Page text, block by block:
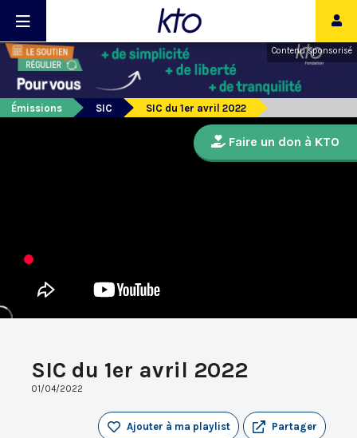
Contenu sponsorisé
Émissions SIC SIC du 1er avril 2022
SIC du 1er avril 2022
01/04/2022
Partager
Ajouter à ma playlist
Faire un don à KTO